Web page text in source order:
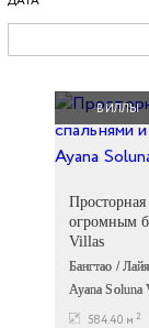
ВИЛЛЫ
огромным
Villas
Бангтао /
Ayana Soluna
584.40 м2